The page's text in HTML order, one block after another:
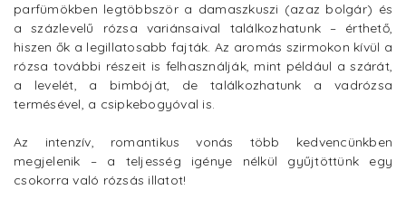
parfümökben legtöbbször a damaszkuszi (azaz bolgár) és
a százlevelű rózsa variánsaival találkozhatunk – érthető,
hiszen ők a legillatosabb fajták. Az aromás szirmokon kívül a
rózsa további részeit is felhasználják, mint például a szárát,
a levelét, a bimbóját, de találkozhatunk a vadrózsa
termésével, a csipkebogyóval is.
Az intenzív, romantikus vonás több kedvencünkben
megjelenik – a teljesség igénye nélkül gyűjtöttünk egy
csokorra való rózsás illatot!